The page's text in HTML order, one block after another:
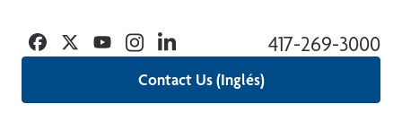
Contact Us (Inglés)
417-269-3000
Facebook
TwitterYouTubeInstagramLinkedin